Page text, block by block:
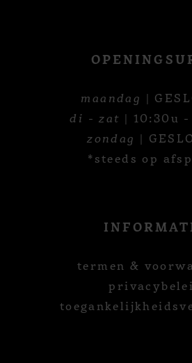
maandag |
di - zat | 10:30u
zondag |
*steeds op
termen &